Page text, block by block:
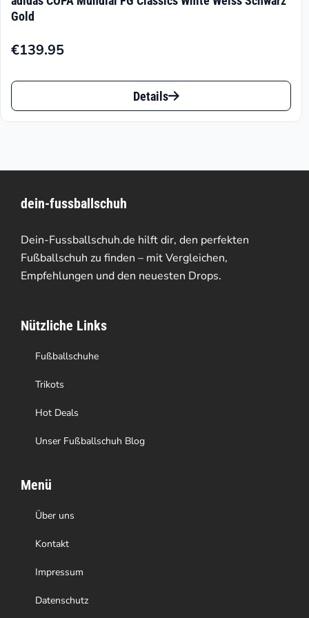
Gold
€139.95
Dieses
Produkt
auf.
Die
Optionen
können
der
Produktseite
gewählt
werden
Details
dein-fussballschuh
Dein-Fussballschuh.de hilft dir, den perfekten
Fußballschuh zu finden – mit Vergleichen,
Empfehlungen und den neuesten Drops.
Nützliche Links
Fußballschuhe
Trikots
Hot Deals
Unser Fußballschuh Blog
Menü
Über uns
Kontakt
Impressum
Datenschutz